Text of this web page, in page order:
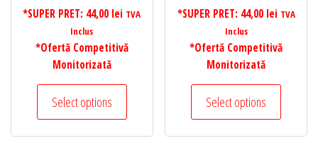
*SUPER PRET: 44,00 lei TVA
Inclus
*Ofertă Competitivă
Monitorizată
Select options
*SUPER PRET: 44,00 lei TVA
Inclus
*Ofertă Competitivă
Monitorizată
Select options